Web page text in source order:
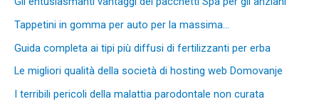
Tappetini in gomma per auto per la massima…
Guida completa ai tipi più diffusi di fertilizzanti per erba
Le migliori qualità della società di hosting web Domovanje
I terribili pericoli della malattia parodontale non curata